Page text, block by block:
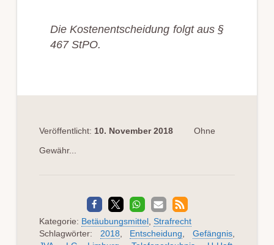
Die Kostenentscheidung folgt aus §
467 StPO.
Veröffentlicht: 10. November 2018
Ohne
Gewähr...
Kategorie: Betäubungsmittel, Strafrecht
Schlagwörter: 2018 Entscheidung ,Gefängnis